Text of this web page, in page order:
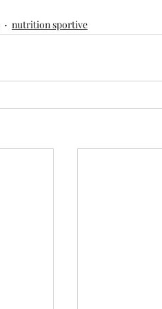
nutrition sportive